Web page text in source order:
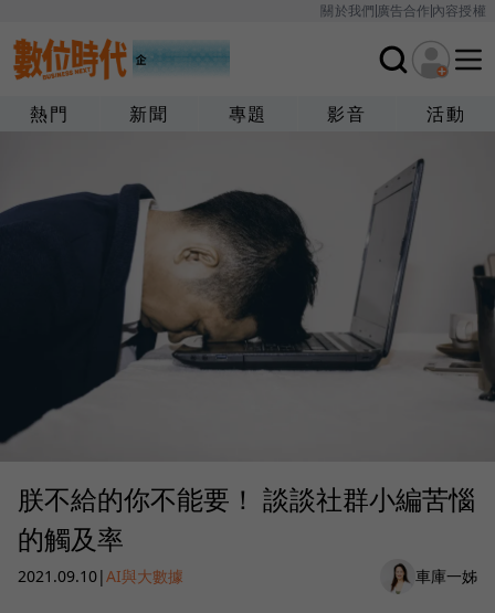
關於我們廣告合作內容授權
熱門 新聞 專題 影音 活動
朕不給的你不能要！ 談談社群小編苦惱
的觸及率
2021.09.10|AI與大數據 車庫一姊